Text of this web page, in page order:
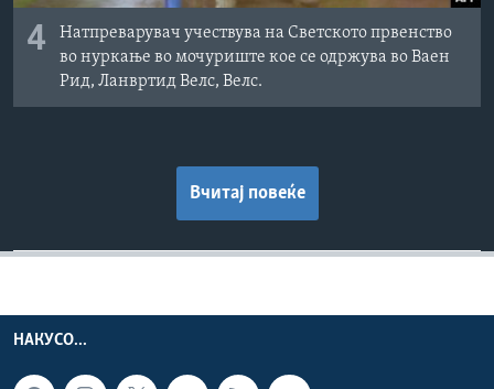
4
Натпреварувач учествува на Светското првенство
во нуркање во мочуриште кое се одржува во Ваен
Рид, Ланвртид Велс, Велс.
Вчитај повеќе
НАКУСО...